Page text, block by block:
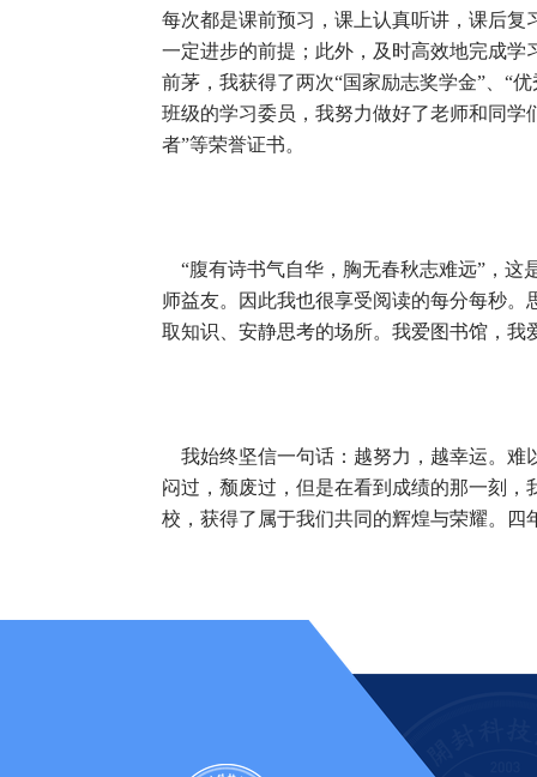
每次都是课前预习，课上认真听讲，课后
一定进步的前提；此外，及时高效地完成
前茅，我获得了两次“国家励志奖学金”、“
班级的学习委员，我努力做好了老师和同学
者”等荣誉证书。
“腹有诗书气自华，胸无春秋志难远”，这
师益友。因此我也很享受阅读的每分每秒
取知识、安静思考的场所。我爱图书馆，
我始终坚信一句话：越努力，越幸运。难
闷过，颓废过，但是在看到成绩的那一刻
校，获得了属于我们共同的辉煌与荣耀。